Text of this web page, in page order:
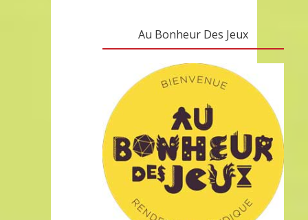
Au Bonheur Des Jeux